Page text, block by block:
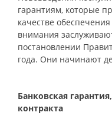
гарантиям, которые
качестве
внимания
постановлении
года. Они начинают
Банковская
контракта